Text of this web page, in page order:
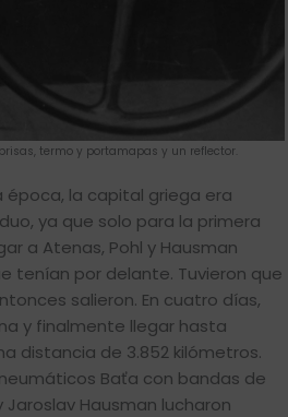
termo y portamapas y un reflector.
época, la capital griega era
ya que solo para la primera
a Atenas, Pohl y Hausman
tenían por delante. Tuvieron que
salieron. En cuatro días,
y finalmente llegar hasta
distancia de 3.852 kilómetros.
Baťa con bandas de
Hausman lucharon